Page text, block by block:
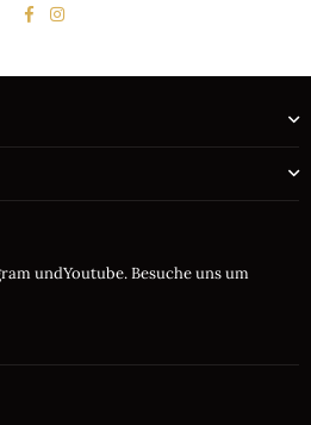
FacebookInstagram
undYoutube. Besuche uns um